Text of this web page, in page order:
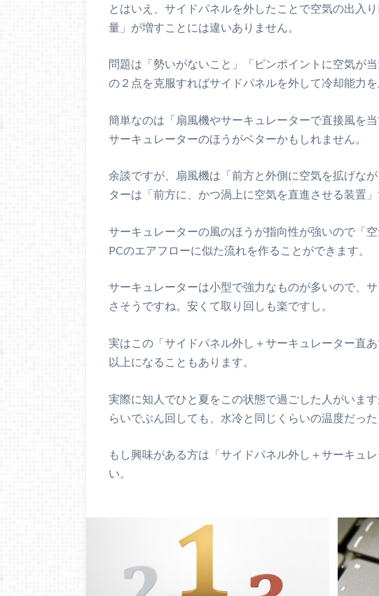
とはいえ、サイドパネルを外したことで空気の出入
量」が増すことには違いありません。
問題は「勢いがないこと」「ピンポイントに空気が
の２点を克服すればサイドパネルを外して冷却能力を
簡単なのは「扇風機やサーキュレーターで直接風を
サーキュレーターのほうがベターかもしれません。
余談ですが、扇風機は「前方と外側に空気を拡げな
ターは「前方に、かつ渦上に空気を直進させる装置」
サーキュレーターの風のほうが指向性が強いので「
PCのエアフローに似た流れを作ることができます。
サーキュレーターは小型で強力なものが多いので、
さそうですね。安くて取り回しも楽ですし。
実はこの「サイドパネル外し＋サーキュレーター直
以上になることもあります。
実際に知人でひと夏をこの状態で過ごした人がいま
らいでぶん回しても、水冷と同じくらいの温度だった
もし興味がある方は「サイドパネル外し＋サーキュ
い。